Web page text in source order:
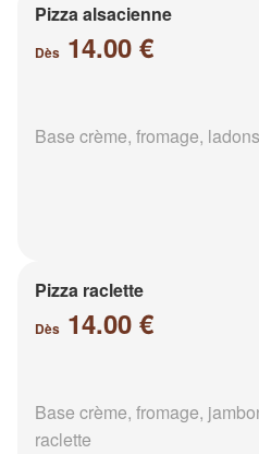
Pizza alsacienne
Dès 14.00 €
Base crème, fromage,
Pizza raclette
Dès 14.00 €
Base crème, fromage,
raclette